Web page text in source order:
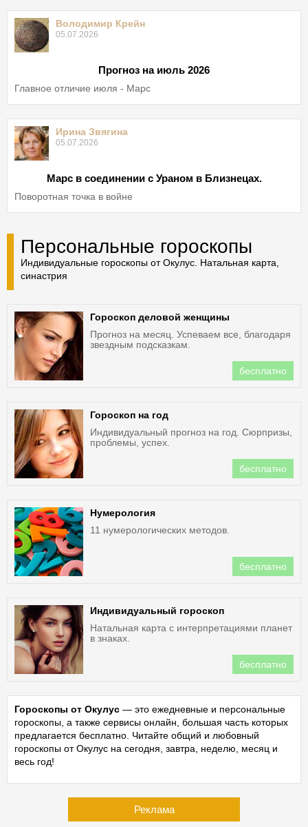
Володимир Крейн
05.07.2026
Прогноз на июль 2026
Главное отличие июля - Марс
Ирина Звягина
05.07.2026
Марс в соединении с Ураном в Близнецах.
Поворотная точка в войне
Персональные гороскопы
Индивидуальные гороскопы от Окулус. Натальная карта,
синастрия
Гороскоп деловой женщины
Прогноз на месяц. Успеваем все, благодаря
звездным подсказкам.
бесплатно
Гороскоп на год
Индивидуальный прогноз на год. Сюрпризы,
проблемы, успех.
бесплатно
Нумерология
11 нумерологических методов.
бесплатно
Индивидуальный гороскоп
Натальная карта с интерпретациями планет
в знаках.
бесплатно
Гороскопы от Окулус — это ежедневные и персональные
гороскопы, а также сервисы онлайн, большая часть которых
предлагается бесплатно. Читайте общий и любовный
гороскопы от Окулус на сегодня, завтра, неделю, месяц и
весь год!
Реклама